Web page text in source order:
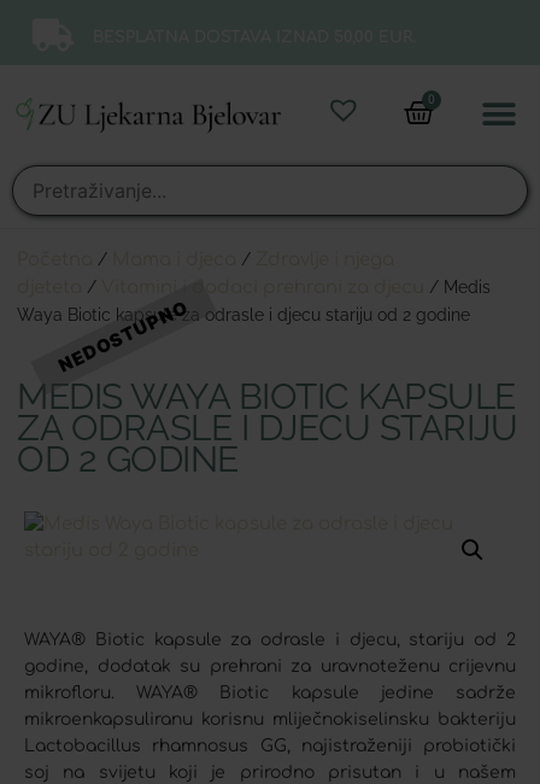
0
/ /
/
/ Medis
Waya Biotic kapsule za odrasle i djecu stariju od 2 godine
MEDIS WAYA BIOTIC KAPSULE
ZA ODRASLE I DJECU STARIJU
OD 2 GODINE
WAYA® Biotic kapsule za odrasle i djecu, stariju od 2
godine, dodatak su prehrani za uravnoteženu crijevnu
mikrofloru. WAYA® Biotic kapsule jedine sadrže
mikroenkapsuliranu korisnu mliječnokiselinsku bakteriju
Lactobacillus rhamnosus GG, najistraženiji probiotički
soj na svijetu koji je prirodno prisutan i u našem